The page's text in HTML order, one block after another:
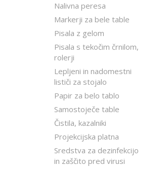
Nalivna peresa
Markerji za bele table
Pisala z gelom
Pisala s tekočim črnilom,
rolerji
Lepljeni in nadomestni
lističi za stojalo
Papir za belo tablo
Samostoječe table
Čistila, kazalniki
Projekcijska platna
Sredstva za dezinfekcijo
in zaščito pred virusi